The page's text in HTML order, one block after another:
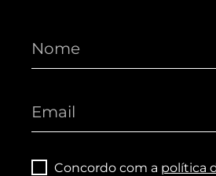
Concordo com a política